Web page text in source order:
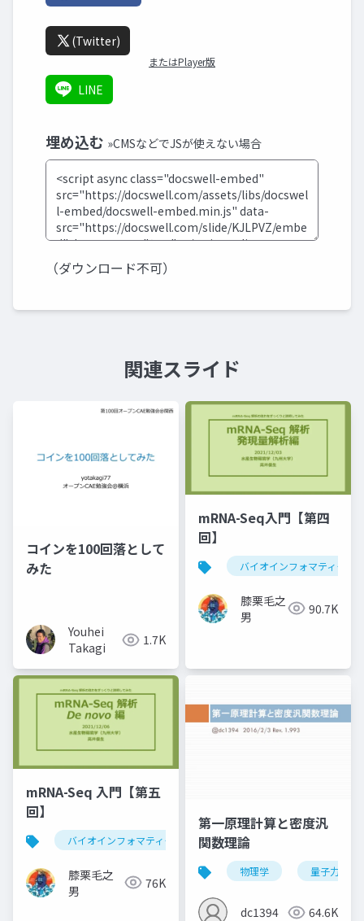
(Twitter)
またはPlayer版
LINE
埋め込む »CMSなどでJSが使えない場合
（ダウンロード不可）
関連スライド
コインを100回落として
みた
Youhei
Takagi
1.7K
mRNA-Seq入門【第四
回】
バイオインフォマティクス
膝栗毛之
男
90.7K
mRNA-Seq 入門【第五
回】
バイオインフォマティクス mrna-seq
膝栗毛之
男
76K
第一原理計算と密度汎
関数理論
物理学 量子力学
dc1394 64.6K